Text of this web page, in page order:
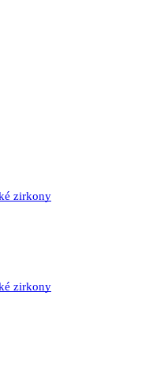
zirkony
zirkony